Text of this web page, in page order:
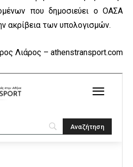
που δημοσιεύει ο ΟΑΣΑ
ακρίβεια των υπολογισμών.
Λιάρος – athenstransport.com